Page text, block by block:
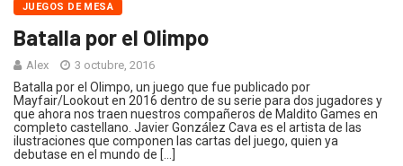
JUEGOS DE MESA
Batalla por el Olimpo
Alex 3 octubre, 2016
Batalla por el Olimpo, un juego que fue publicado por
Mayfair/Lookout en 2016 dentro de su serie para dos jugadores y
que ahora nos traen nuestros compañeros de Maldito Games en
completo castellano. Javier González Cava es el artista de las
ilustraciones que componen las cartas del juego, quien ya
debutase en el mundo de […]